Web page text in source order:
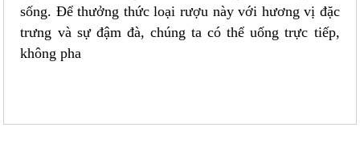
sống. Để thưởng thức loại rượu này với hương vị đặc
trưng và sự đậm đà, chúng ta có thể uống trực tiếp,
không pha